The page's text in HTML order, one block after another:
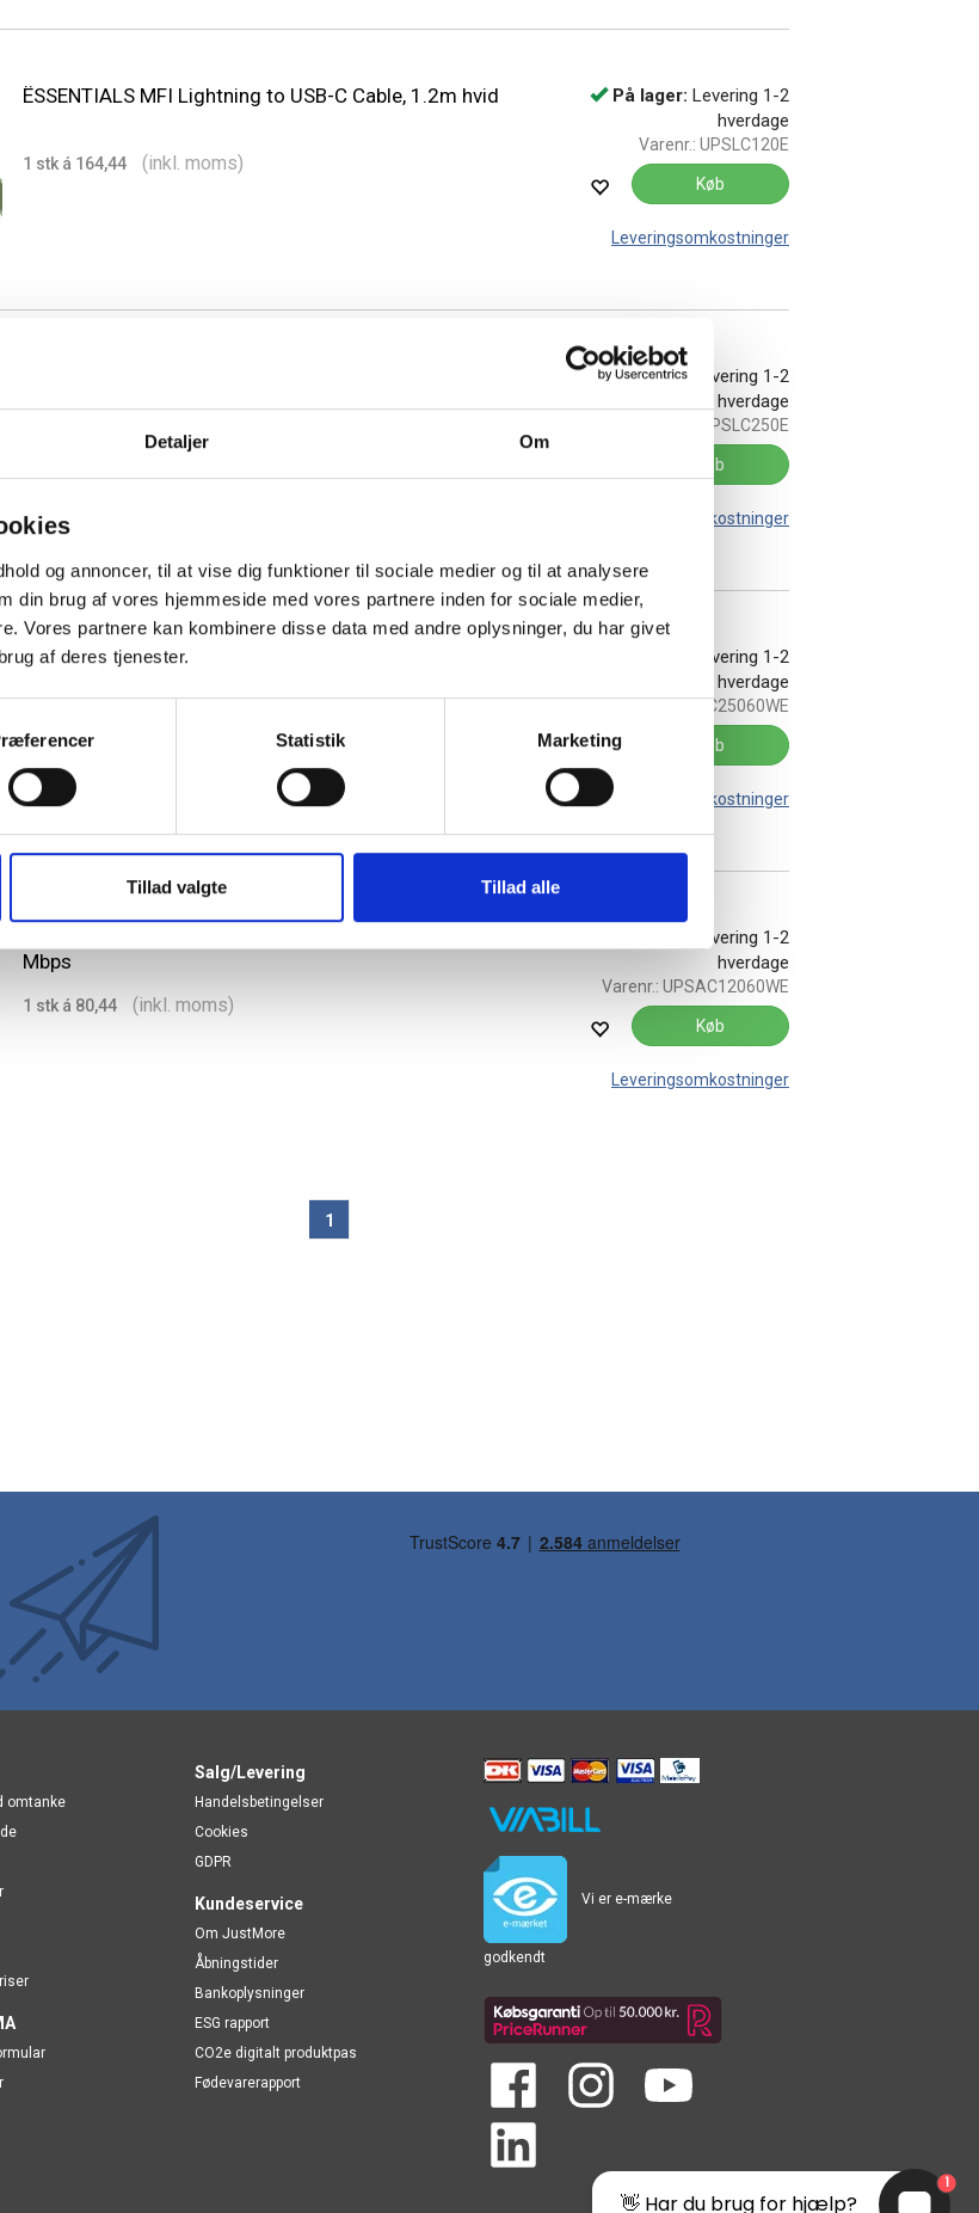
Detaljer Om
og annoncer, til at vise dig funktioner til sociale medier og til at analysere
din brug af vores hjemmeside med vores partnere inden for sociale medier,
Vores partnere kan kombinere disse data med andre oplysninger, du har givet
af deres tjenester.
Statistik Marketing
Tillad valgte Tillad alle
ËSSENTIALS MFI Lightning to USB-C Cable, 1.2m hvid
1 stk á 164,44 (inkl. moms)
På lager: Levering 1-2
hverdage
Varenr.: UPSLC120E
Køb
Leveringsomkostninger
(inkl. moms)
På lager:Levering 1-2
hverdage
UPSLC250E
Køb
Leveringsomkostninger
ËSSENTIALS 60W USB-A to USB-C kabel 2.5meter 480
Levering 1-2
hverdage
UPSAC25060WE
Køb
Leveringsomkostninger
Mbps
1 stk á 80,44 (inkl. moms)
Levering 1-2
hverdage
Varenr.: UPSAC12060WE
Køb
Leveringsomkostninger
1
omtanke
Salg/Levering
Handelsbetingelser
Cookies
GDPR
Kundeservice
Om JustMore
Åbningstider
Bankoplysninger
ESG rapport
CO2e digitalt produktpas
Fødevarerapport
Vi er e-mærke
godkendt
👋 Har du brug for hjælp?
1